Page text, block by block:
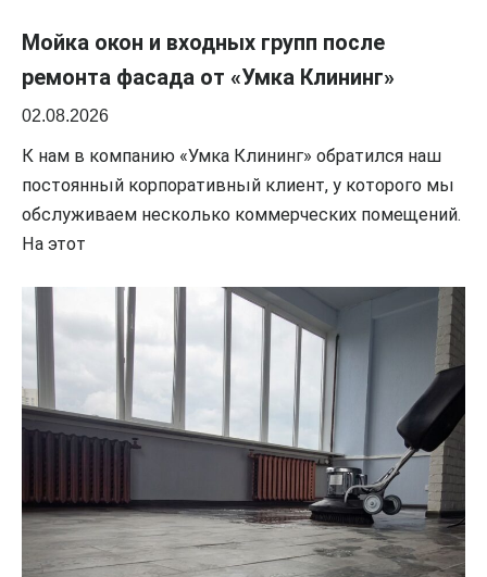
Мойка окон и входных групп после
ремонта фасада от «Умка Клининг»
02.08.2026
К нам в компанию «Умка Клининг» обратился наш
постоянный корпоративный клиент, у которого мы
обслуживаем несколько коммерческих помещений.
На этот